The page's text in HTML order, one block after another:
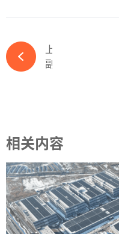
相关内容